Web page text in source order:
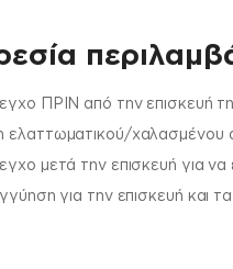
ΠΡΙΝ από την επισκευή
ελαττωματικού/χαλασμένου
μετά την επισκευή για
για την επισκευή και